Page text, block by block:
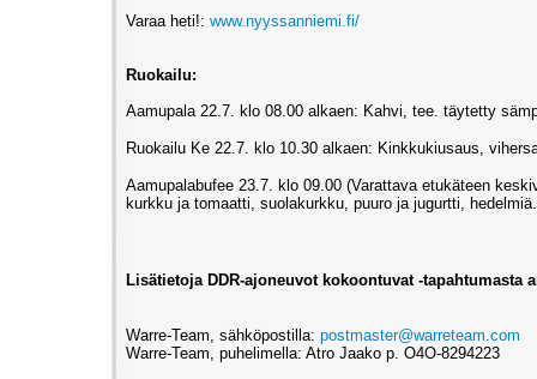
Varaa heti!: www.nyyssanniemi.fi/
Ruokailu:
Aamupala 22.7. klo 08.00 alkaen: Kahvi, tee. täytetty
Ruokailu Ke 22.7. klo 10.30 alkaen: Kinkkukiusaus,
Aamupalabufee 23.7. klo 09.00 (Varattava etukäteen
kurkku ja tomaatti, suolakurkku, puuro ja jugurtti,
Lisätietoja DDR-ajoneuvot kokoontuvat -tapahtumasta
Warre-Team, sähköpostilla: postmaster@warreteam.com
Warre-Team, puhelimella: Atro Jaako p. O4O-8294223